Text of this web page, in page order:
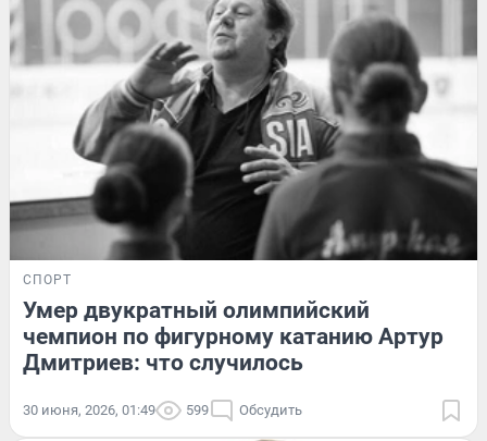
СПОРТ
Умер двукратный олимпийский
чемпион по фигурному катанию Артур
Дмитриев: что случилось
30 июня, 2026, 01:49 599 Обсудить